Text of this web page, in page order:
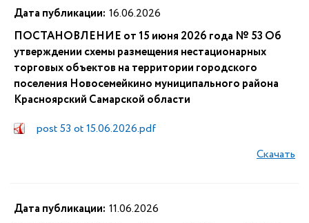
Дата публикации: 16.06.2026
ПОСТАНОВЛЕНИЕ от 15 июня 2026 года № 53 Об
утверждении схемы размещения нестационарных
торговых объектов на территории городского
поселения Новосемейкино муниципального района
Красноярский Самарской области
post 53 ot 15.06.2026.pdf
Скачать
Дата публикации: 11.06.2026